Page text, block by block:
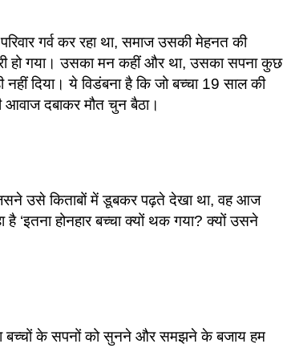
गर्व कर रहा था, समाज उसकी मेहनत की
हो गया। उसका मन कहीं और था, उसका सपना कुछ
दिया। ये विडंबना है कि जो बच्चा 19 साल की
आवाज दबाकर मौत चुन बैठा।
उसे किताबों में डूबकर पढ़ते देखा था, वह आज
है ‘इतना होनहार बच्चा क्यों थक गया? क्यों उसने
बच्चों के सपनों को सुनने और समझने के बजाय हम